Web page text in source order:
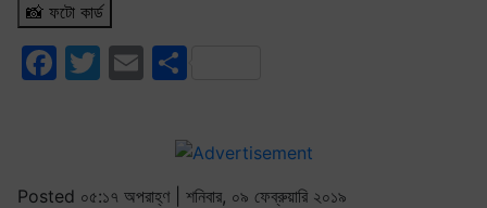
📸 ফটো কার্ড
Facebook
Twitter
Email
Posted ০৫:১৭ অপরাহ্ণ | শনিবার, ০৯ ফেব্রুয়ারি ২০১৯